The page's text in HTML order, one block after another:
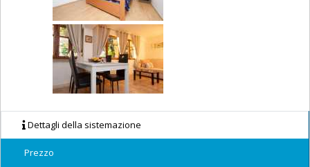
Dettagli della sistemazione
Prezzo